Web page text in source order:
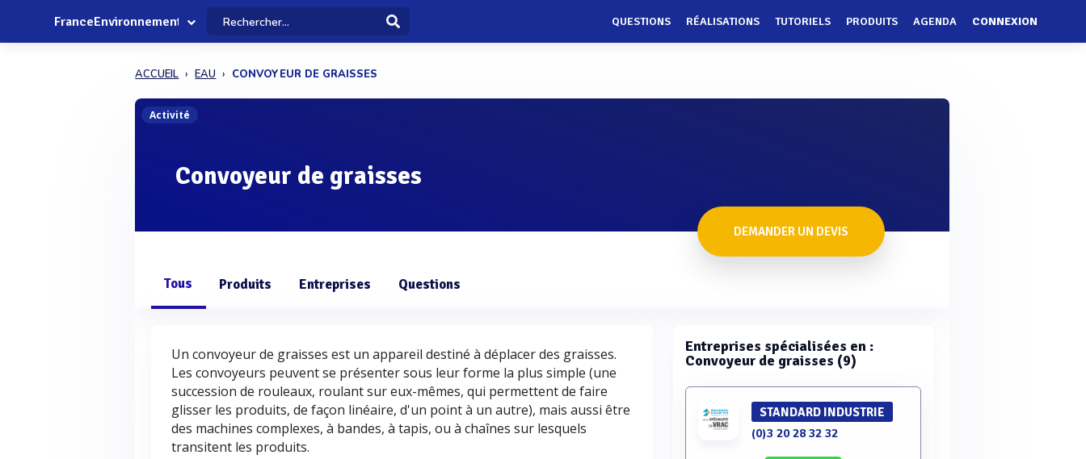
FranceEnvironnement QUESTIONS RÉALISATIONS TUTORIELS PRODUITS AGENDA CONNEXION
ACCUEIL EAU CONVOYEUR DE GRAISSES
Activité
Convoyeur de graisses
DEMANDER UN DEVIS
Tous Produits Entreprises Questions
Un convoyeur de graisses est un appareil destiné à déplacer des graisses.
Les convoyeurs peuvent se présenter sous leur forme la plus simple (une
succession de rouleaux, roulant sur eux-mêmes, qui permettent de faire
glisser les produits, de façon linéaire, d'un point à un autre), mais aussi être
des machines complexes, à bandes, à tapis, ou à chaînes sur lesquels
transitent les produits.
Entreprises spécialisées en :
Convoyeur de graisses (9)
STANDARD INDUSTRIE
(0)3 20 28 32 32